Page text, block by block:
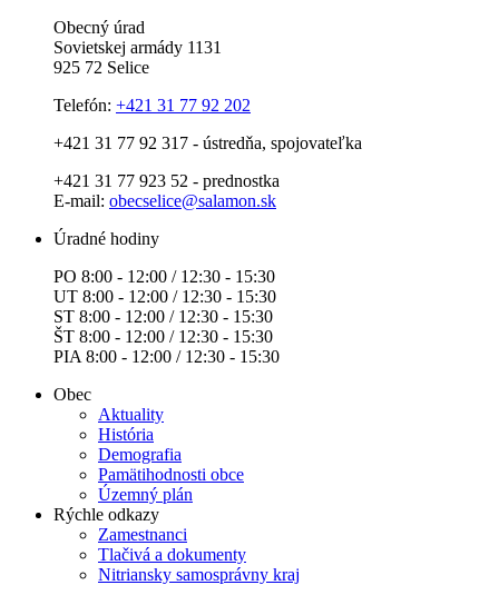
Obecný úrad
Sovietskej armády 1131
925 72 Selice
Telefón: +421 31 77 92 202
+421 31 77 92 317 - ústredňa, spojovateľka
+421 31 77 923 52 - prednostka
E-mail: obecselice@salamon.sk
Úradné hodiny
PO 8:00 - 12:00 / 12:30 - 15:30
UT 8:00 - 12:00 / 12:30 - 15:30
ST 8:00 - 12:00 / 12:30 - 15:30
ŠT 8:00 - 12:00 / 12:30 - 15:30
PIA 8:00 - 12:00 / 12:30 - 15:30
Obec
Aktuality
História
Demografia
Pamätihodnosti obce
Územný plán
Rýchle odkazy
Zamestnanci
Tlačivá a dokumenty
Nitriansky samosprávny kraj